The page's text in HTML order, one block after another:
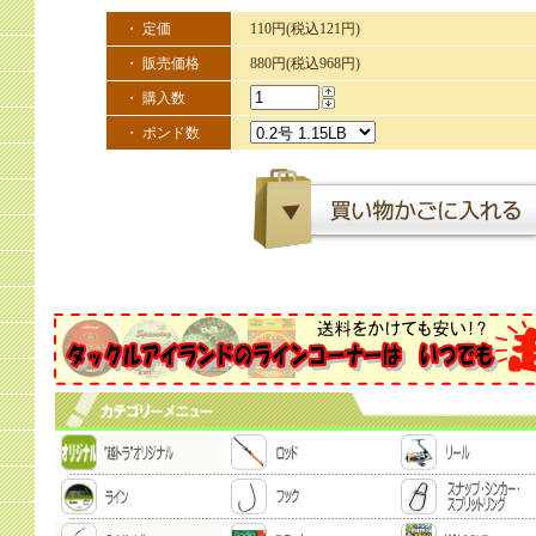
・ 定価 110円(税込121円)
・ 販売価格 880円(税込968円)
・ 購入数
・ ポンド数